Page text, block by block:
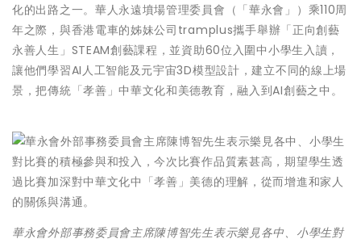
化的出路之一。華人永遠墳場管理委員會（「華永會」）乘110周
年之際，與香港電車的姊妹公司tramplus攜手舉辦「正向創藝
永善人生」STEAM創藝課程，並資助60位入圍中小學生入讀，
讓他們學習AI人工智能及元宇宙3D模型設計，建立不同的線上場
景，把傳統「孝善」中華文化和美德教育，融入到AI創藝之中。
華永會外部事務委員會主席陳博智先生表示樂見各中、小學生對